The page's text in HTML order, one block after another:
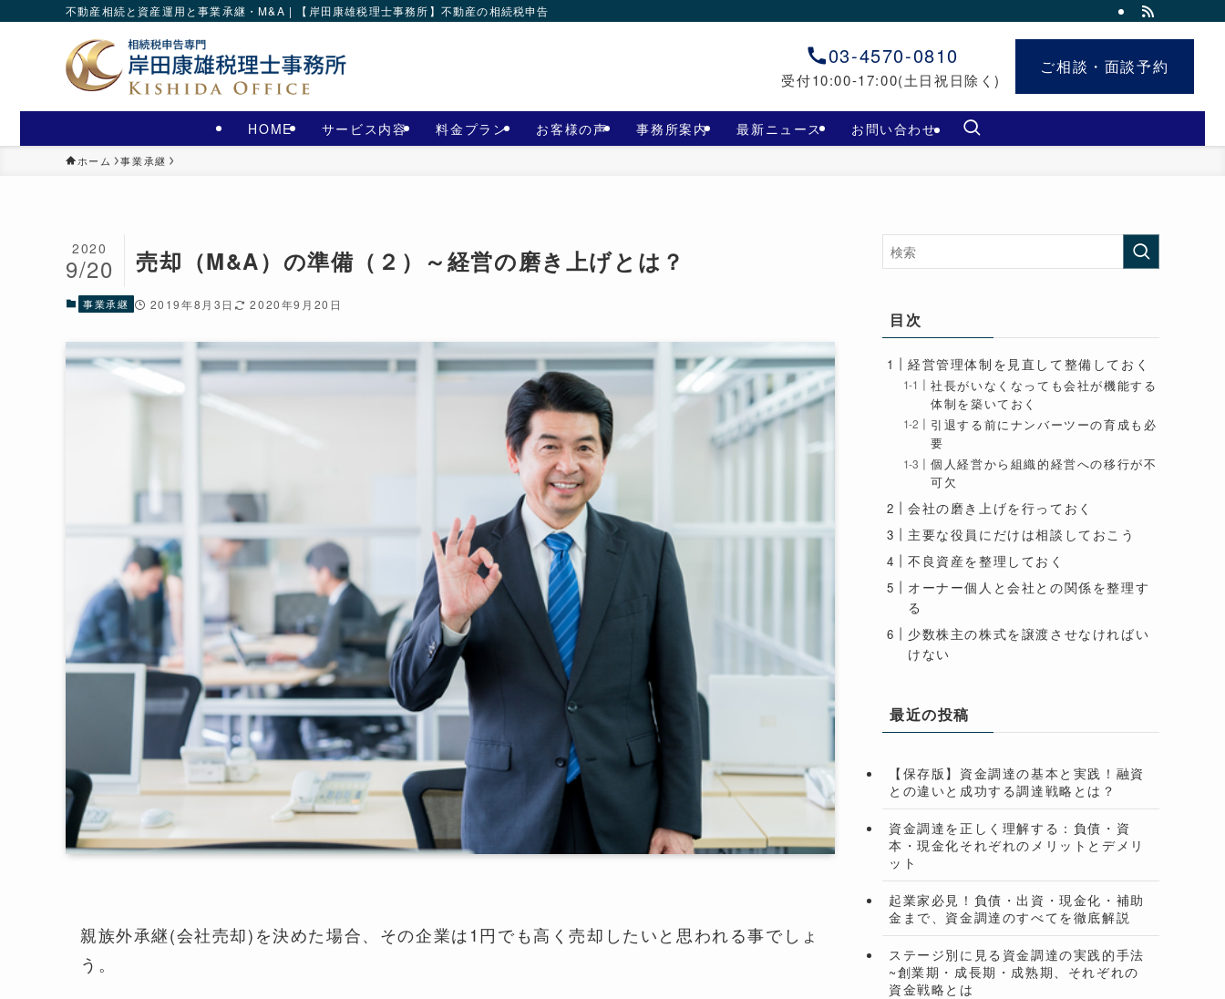
不動産相続と資産運用と事業承継・M&A | 【岸田康雄税理士事務所】不動産の相続税申告
HOME サービス内容 料金プラン お客様の声 事務所案内 最新ニュース お問い合わせ
03-4570-0810
受付10:00-17:00(土日祝日除く)
ご相談・面談予約
ホーム 事業承継
売却（M&A）の準備（２）～経営の磨き上げとは？
2020
9/20
事業承継 2019年8月3日 2020年9月20日
親族外承継(会社売却)を決めた場合、その企業は1円でも高く売却したいと思われる事でしょ
う。
目次
経営管理体制を見直して整備しておく
社長がいなくなっても会社が機能する
体制を築いておく
引退する前にナンバーツーの育成も必
要
個人経営から組織的経営への移行が不
可欠
会社の磨き上げを行っておく
主要な役員にだけは相談しておこう
不良資産を整理しておく
オーナー個人と会社との関係を整理す
る
少数株主の株式を譲渡させなければい
けない
最近の投稿
【保存版】資金調達の基本と実践！融資
との違いと成功する調達戦略とは？
資金調達を正しく理解する：負債・資
本・現金化それぞれのメリットとデメリ
ット
起業家必見！負債・出資・現金化・補助
金まで、資金調達のすべてを徹底解説
ステージ別に見る資金調達の実践的手法
~創業期・成長期・成熟期、それぞれの
資金戦略とは